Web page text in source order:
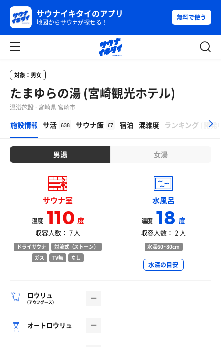
サウナイキタイのアプリ
地図からサウナが探せる！
無料で使う
対象：男女
たまゆらの湯 (宮崎観光ホテル)
温浴施設 - 宮崎県 宮崎市
施設情報 サ活 638 サウナ飯 67 宿泊 混雑度 ランキング ( 開発
男湯 女湯
サウナ室
温度110度
収容人数： 7 人
ドライサウナ
対流式（ストーン）
ガス
TV無 なし
水風呂
温度 18度
収容人数： 2 人
水深60~80cm
水深の目安
ロウリュ
（アウフグース）
オートロウリュ